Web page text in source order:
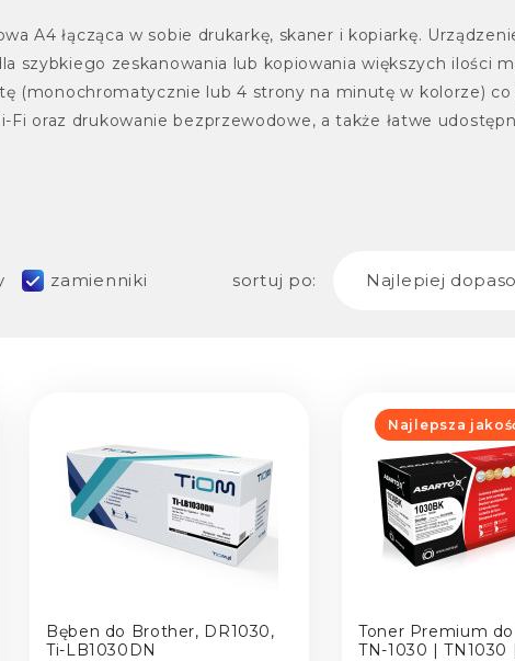
A4 łącząca w sobie drukarkę, skaner i kopiarkę.
zeskanowania lub kopiowania większych ilości
(monochromatycznie lub 4 strony na minutę w kolorze)
oraz drukowanie bezprzewodowe, a także łatwe
zamienniki sortuj po: Najlepiej
Bęben do Brother, DR1030,
Ti-LB1030DN
Najlepsza
Toner Premium
TN-1030 | TN1030